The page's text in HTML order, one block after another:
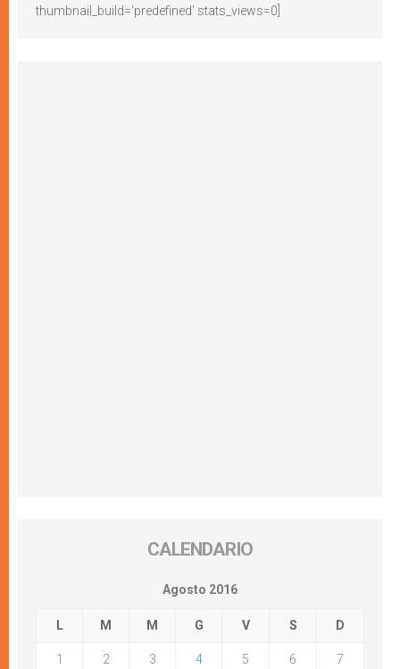
thumbnail_build='predefined' stats_views=0]
CALENDARIO
Agosto 2016
L M M G V S D
1 2 3 4 5 6 7